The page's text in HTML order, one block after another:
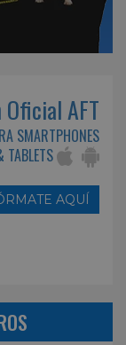
AFT
SMARTPHONES
TABLETS
AQUÍ